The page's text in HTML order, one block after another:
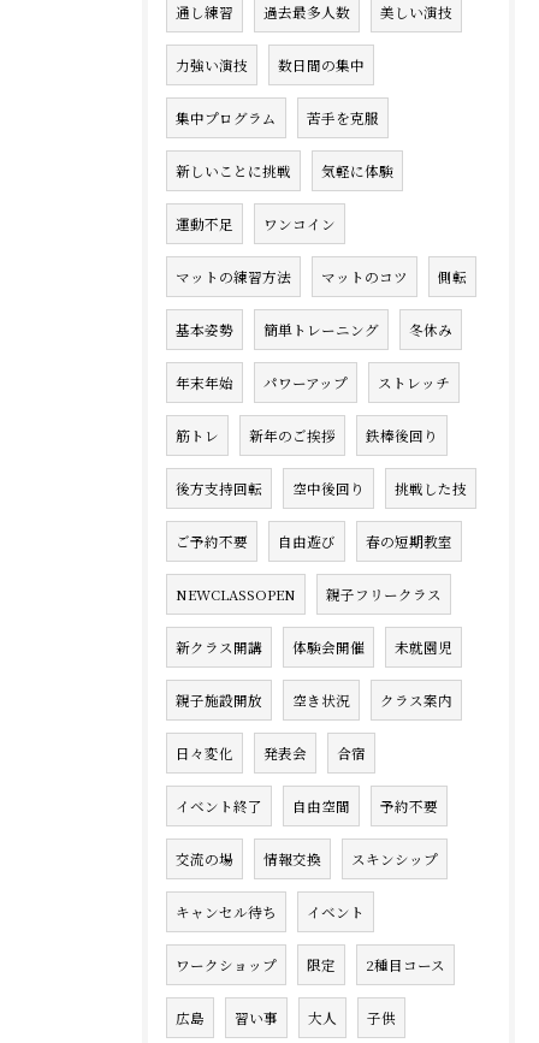
通し練習 過去最多人数 美しい演技
力強い演技 数日間の集中
集中プログラム 苦手を克服
新しいことに挑戦 気軽に体験
運動不足 ワンコイン
マットの練習方法 マットのコツ 側転
基本姿勢 簡単トレーニング 冬休み
年末年始 パワーアップ ストレッチ
筋トレ 新年のご挨拶 鉄棒後回り
後方支持回転 空中後回り 挑戦した技
ご予約不要 自由遊び 春の短期教室
NEWCLASSOPEN 親子フリークラス
新クラス開講 体験会開催 未就園児
親子施設開放 空き状況 クラス案内
日々変化 発表会 合宿
イベント終了 自由空間 予約不要
交流の場 情報交換 スキンシップ
キャンセル待ち イベント
ワークショップ 限定 2種目コース
広島 習い事 大人 子供